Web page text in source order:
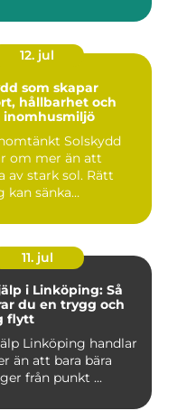
12. jul
som skapar
hållbarhet och
inomhusmiljö
Solskydd
om mer än att
av stark sol. Rätt
kan sänka
11. jul
i Linköping: Så
du en trygg och
flytt
Linköping handlar
än att bara bära
från punkt ...